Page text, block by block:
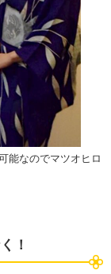
能なのでマツオヒロ
！